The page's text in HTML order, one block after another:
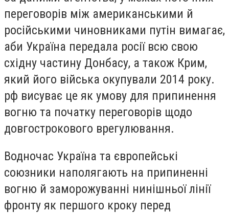
переговорів між американськими й
російськими чиновниками путін вимагає,
аби Україна передала росії всю свою
східну частину Донбасу, а також Крим,
який його війська окупували 2014 року.
рф висуває це як умову для припинення
вогню та початку переговорів щодо
довгострокового врегулювання.
Водночас Україна та європейські
союзники наполягають на припиненні
вогню й заморожуванні нинішньої лінії
фронту як першого кроку перед